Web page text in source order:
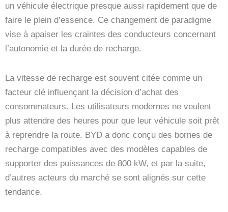
un véhicule électrique presque aussi rapidement que de
faire le plein d’essence. Ce changement de paradigme
vise à apaiser les craintes des conducteurs concernant
l’autonomie et la durée de recharge.
La vitesse de recharge est souvent citée comme un
facteur clé influençant la décision d’achat des
consommateurs. Les utilisateurs modernes ne veulent
plus attendre des heures pour que leur véhicule soit prêt
à reprendre la route. BYD a donc conçu des bornes de
recharge compatibles avec des modèles capables de
supporter des puissances de 800 kW, et par la suite,
d’autres acteurs du marché se sont alignés sur cette
tendance.